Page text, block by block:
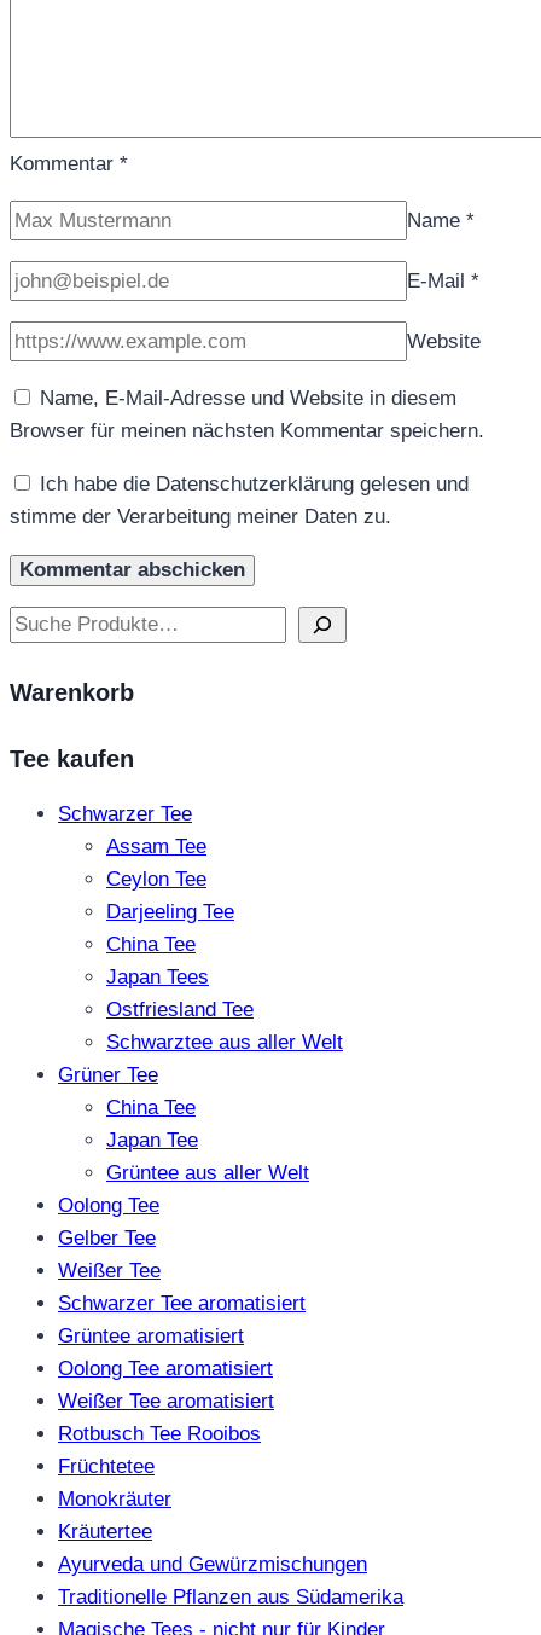
Kommentar *
Name *
E-Mail *
Website
Name, E-Mail-Adresse und Website in diesem
Browser für meinen nächsten Kommentar speichern.
Ich habe die Datenschutzerklärung gelesen und
stimme der Verarbeitung meiner Daten zu.
Suchen
Warenkorb
Tee kaufen
Schwarzer Tee
Assam Tee
Ceylon Tee
Darjeeling Tee
China Tee
Japan Tees
Ostfriesland Tee
Schwarztee aus aller Welt
Grüner Tee
China Tee
Japan Tee
Grüntee aus aller Welt
Oolong Tee
Gelber Tee
Weißer Tee
Schwarzer Tee aromatisiert
Grüntee aromatisiert
Oolong Tee aromatisiert
Weißer Tee aromatisiert
Rotbusch Tee Rooibos
Früchtetee
Monokräuter
Kräutertee
Ayurveda und Gewürzmischungen
Traditionelle Pflanzen aus Südamerika
Magische Tees - nicht nur für Kinder